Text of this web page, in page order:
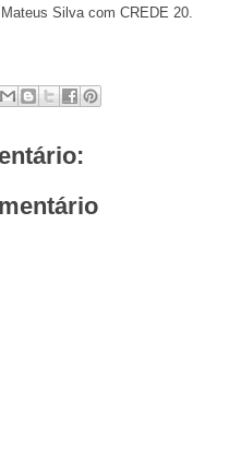
Silva com CREDE 20.